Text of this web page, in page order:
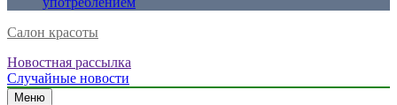
Салон красоты
Новостная рассылка
Случайные новости
Меню